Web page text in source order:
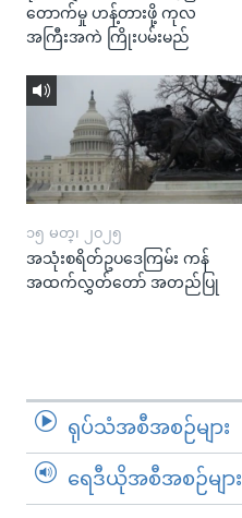
တောက်မှု ဟန့်တားဖို့ ကုလ
အကြီးအကဲ ကြိုးပမ်းမည်
၁၅ မတ္၊ ၂၀၂၅
အသုံးစရိတ်ဥပဒေကြမ်း ကန်
အထက်လွှတ်တော် အတည်ပြု
ရုပ်သံအစီအစဉ်များ
ရေဒီယိုအစီအစဉ်များ